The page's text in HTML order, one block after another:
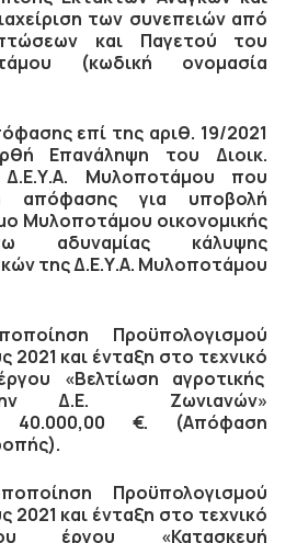
των συνεπειών από
και Παγετού του
(κωδική ονομασία
επί της αριθ. 19/2021
Επανάληψη του Διοικ.
Δ.Ε.Υ.Α. Μυλοποτάμου που
για υποβολή
Μυλοποτάμου οικονομικής
αδυναμίας κάλυψης
της Δ.Ε.Υ.Α. Μυλοποτάμου
Προϋπολογισμού
2021 και ένταξη στο τεχνικό
«Βελτίωση αγροτικής
Δ.Ε. Ζωνιανών»
40.000,00 €. (Απόφαση
Προϋπολογισμού
2021 και ένταξη στο τεχνικό
έργου «Κατασκευή